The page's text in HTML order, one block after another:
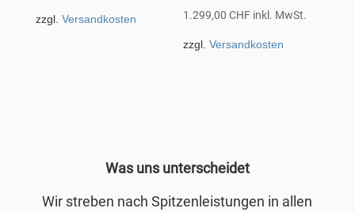
zzgl. Versandkosten 1.299,00CHF inkl. MwSt.
zzgl.Versandkosten
Was uns unterscheidet
Wir streben nach Spitzenleistungen in allen